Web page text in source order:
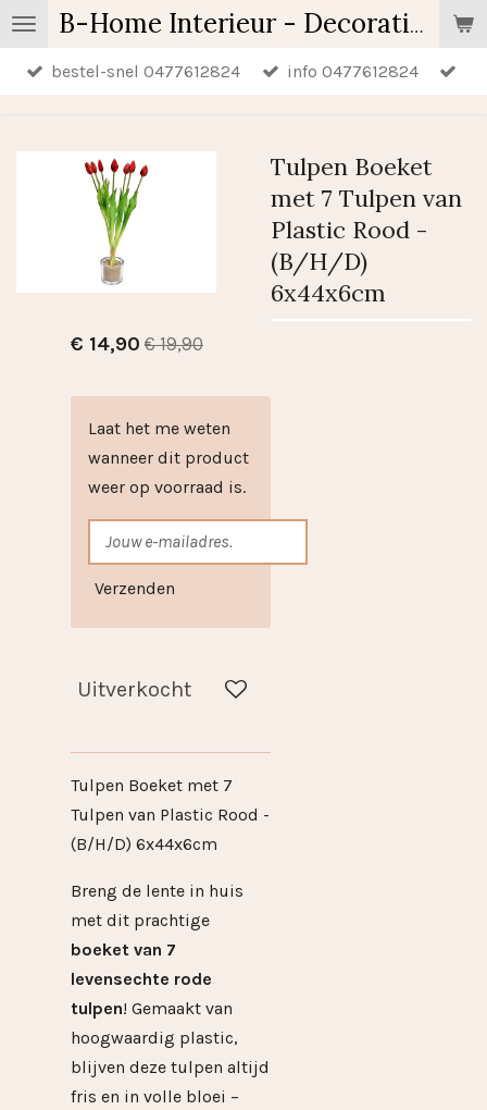
Ga
direct
naar
B-Home Interieur - Decoratie & Geschenken - Geurartikelen
bestel-snel 0477612824 info 0477612824
Tulpen Boeket
met 7 Tulpen van
Plastic Rood -
(B/H/D)
6x44x6cm
€ 14,90 € 19,90
Laat het me weten
wanneer dit product
weer op voorraad is.
Verzenden
Uitverkocht
Tulpen Boeket met 7
Tulpen van Plastic Rood -
(B/H/D) 6x44x6cm
Breng de lente in huis
met dit prachtige
boeket van 7
levensechte rode
tulpen! Gemaakt van
hoogwaardig plastic,
blijven deze tulpen altijd
fris en in volle bloei –